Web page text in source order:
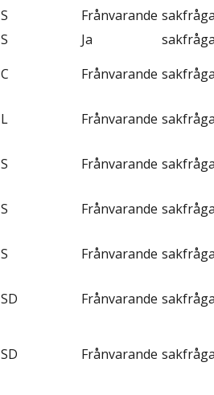
S Frånvarande
S Ja
C Frånvarande
L Frånvarande
S Frånvarande
S Frånvarande
S Frånvarande
SD Frånvarande
SD Frånvarande